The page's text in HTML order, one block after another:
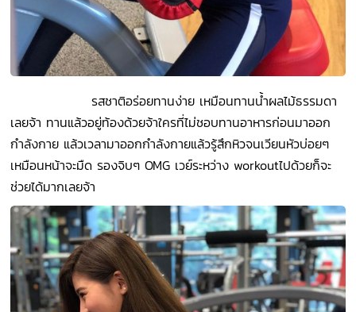
รสชาติอร่อยทานง่าย เหมือนทานน้ำผลไม้ธรรมดา
เลยจ้า ทานแล้วอยู่ท้องด้วยจ้าใครที่ไม่ชอบทานอาหารก่อนมาออก
กำลังกาย แล้วเวลามาออกกำลังกายแล้วรู้สึกหิวจนเวียนหัวบ่อยๆ
เหมือนหน้าจะมืด รองจิบๆ OMG เวย์ระหว่าง workoutไปด้วยก็จะ
ช่วยได้มากเลยจ้า